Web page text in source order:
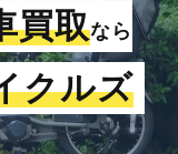
買取なら
クルズ